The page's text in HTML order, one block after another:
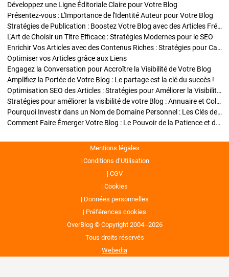
Développez une Ligne Éditoriale Claire pour Votre Blog
Présentez-vous : L'Importance de l'Identité Auteur pour Votre Blog
Stratégies de Publication : Boostez Votre Blog avec des Articles Fréquents et Exclusifs
L'Art de Choisir un Titre Efficace : Stratégies Modernes pour le SEO
Enrichir Vos Articles avec des Contenus Riches : Stratégies pour Captiver et Optimiser
Optimiser vos Articles grâce aux Liens
Engagez la Conversation pour Accroître la Visibilité de Votre Blog
Amplifiez la Portée de Votre Blog : Le partage est la clé du succès !
Optimisation SEO des Articles : Stratégies pour Améliorer la Visibilité de Votre Blog
Stratégies pour améliorer la visibilité de votre Blog : Annuaire et Collaborations
Pourquoi Investir dans un Nom de Domaine Personnel : Les Clés de la Réussite de Votre Blog
Comment Faire Émerger Votre Blog : Le Pouvoir de la Patience et de la Persévérance
Mentions légales
Conditions d’Utilisation
CGV
Cookies
Données personnelles
Préférences cookies
OverBlog © Copyright 2004--2026
Tous droits réservés
Webedia